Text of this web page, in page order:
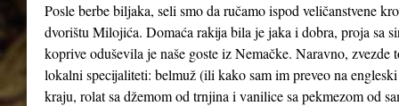
Posle berbe biljaka, seli smo da ručamo ispod veličanstvene
dvorištu Milojića. Domaća rakija bila je jaka i dobra, proja sa
koprive oduševila je naše goste iz Nemačke. Naravno,
lokalni specijaliteti: belmuž (ili kako sam im preveo na
kraju, rolat sa džemom od trnjina i vanilice sa pekmezom od